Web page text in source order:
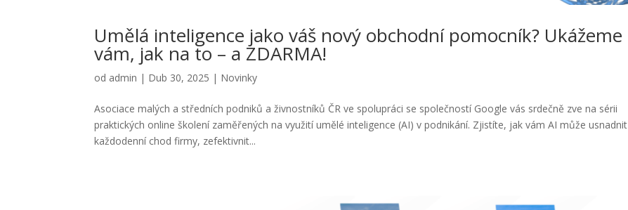
Umělá inteligence jako váš nový obchodní pomocník? Ukážeme
vám, jak na to – a ZDARMA!
od admin | Dub 30, 2025 | Novinky
Asociace malých a středních podniků a živnostníků ČR ve spolupráci se společností Google vás srdečně zve na sérii
praktických online školení zaměřených na využití umělé inteligence (AI) v podnikání. Zjistíte, jak vám AI může usnadnit
každodenní chod firmy, zefektivnit...